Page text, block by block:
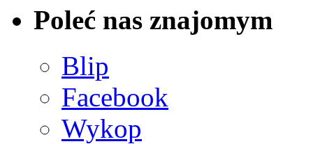
Poleć nas znajomym
Blip
Facebook
Wykop